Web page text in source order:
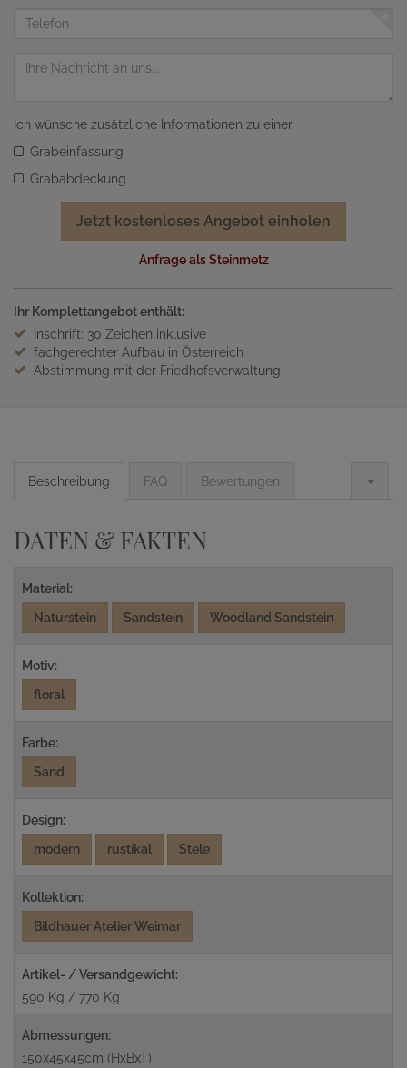
Telefon
Nachricht
Ich wünsche zusätzliche Informationen zu einer
Grabeinfassung
Grababdeckung
Jetzt kostenloses Angebot einholen
Anfrage als Steinmetz
Ihr Komplettangebot enthält:
Inschrift: 30 Zeichen inklusive
fachgerechter Aufbau in Österreich
Abstimmung mit der Friedhofsverwaltung
Beschreibung FAQ Bewertungen
DATEN & FAKTEN
Material:
Naturstein
Sandstein Woodland Sandstein
Motiv:
floral
Farbe:
Sand
Design:
modern
rustikal Stele
Kollektion:
Bildhauer Atelier Weimar
Artikel- / Versandgewicht:
590 Kg / 770 Kg
Abmessungen:
150x45x45cm (HxBxT)